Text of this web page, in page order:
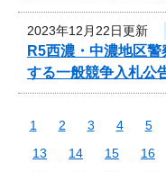
2023年12月22日更新
R5西濃・中濃地区
する一般競争入札公
1 2 3 4 5
13
14 15 16